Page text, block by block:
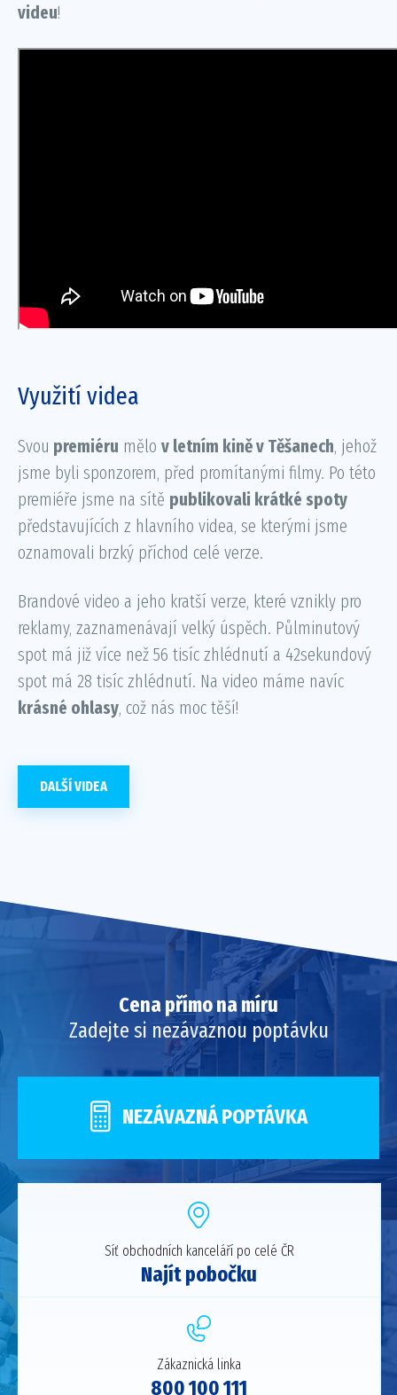
videu!
Využití videa
Svou premiéru mělo v letním kině v Těšanech, jehož
jsme byli sponzorem, před promítanými filmy. Po této
premiéře jsme na sítě publikovali krátké spoty
představujících z hlavního videa, se kterými jsme
oznamovali brzký příchod celé verze.
Brandové video a jeho kratší verze, které vznikly pro
reklamy, zaznamenávají velký úspěch. Půlminutový
spot má již více než 56 tisíc zhlédnutí a 42sekundový
spot má 28 tisíc zhlédnutí. Na video máme navíc
krásné ohlasy, což nás moc těší!
DALŠÍ VIDEA
Cena přímo na míru
Zadejte si nezávaznou poptávku
NEZÁVAZNÁ POPTÁVKA
Síť obchodních kanceláří po celé ČR
Najít pobočku
Zákaznická linka
800 100 111